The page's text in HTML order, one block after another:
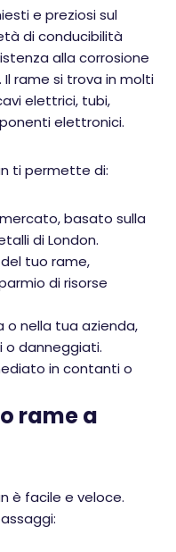
e preziosi sul
di conducibilità
alla corrosione
rame si trova in molti
elettrici, tubi,
elettronici.
ti permette di:
basato sulla
di London.
tuo rame,
di risorse
o nella tua azienda,
o danneggiati.
in contanti o
rame a
è facile e veloce.